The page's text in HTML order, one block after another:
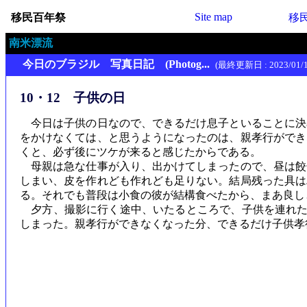
移民百年祭 Site map 移
南米漂流
今日のブラジル 写真日記 (Photog... (最終更新日 : 2023/01/
10・12 子供の日
今日は子供の日なので、できるだけ息子といることに
をかけなくては、と思うようになったのは、親孝行がで
くと、必ず後にツケが来ると感じたからである。
母親は急な仕事が入り、出かけてしまったので、昼は
しまい、皮を作れども作れども足りない。結局残った具
る。それでも普段は小食の彼が結構食べたから、まあ良
夕方、撮影に行く途中、いたるところで、子供を連れ
しまった。親孝行ができなくなった分、できるだけ子供